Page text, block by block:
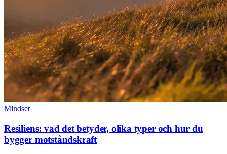
Mindset
Resiliens: vad det betyder, olika typer och hur du
bygger motståndskraft